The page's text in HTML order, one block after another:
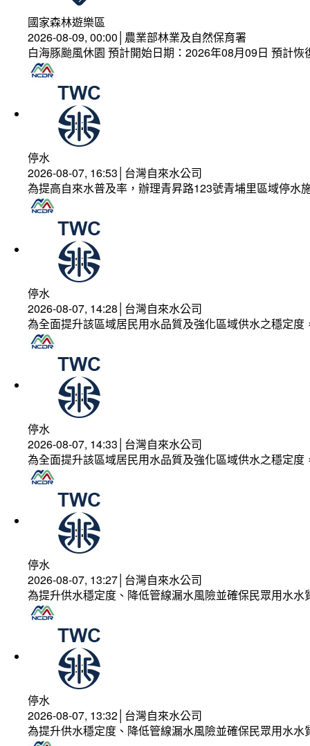
國家森林遊樂區
2026-08-09, 00:00│農業部林業及自然保育署
白海豚颱風休園 預計開始日期：2026年08月09日 預計
停水
2026-08-07, 16:53│台灣自來水公司
為提高自來水普及率，辦理青昇路123號青埔里區域停水
停水
2026-08-07, 14:28│台灣自來水公司
為全面提升該區域居民用水品質及強化區域供水之穩定
停水
2026-08-07, 14:33│台灣自來水公司
為全面提升該區域居民用水品質及強化區域供水之穩定
停水
2026-08-07, 13:27│台灣自來水公司
為提升供水穩定度、降低管線漏水風險並確保民眾用水
停水
2026-08-07, 13:32│台灣自來水公司
為提升供水穩定度、降低管線漏水風險並確保民眾用水